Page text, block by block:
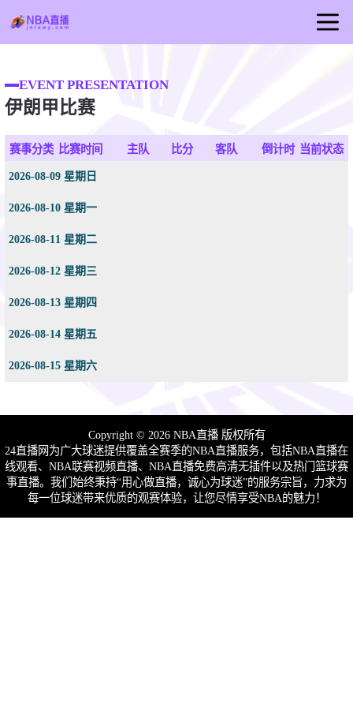
NBA直播
篮球直播
NBA视频
NBA新闻
EVENT PRESENTATION
伊朗甲比赛
赛事分类 比赛时间 主队 比分 客队 倒计时 当前状态
2026-08-09 星期日
2026-08-10 星期一
2026-08-11 星期二
2026-08-12 星期三
2026-08-13 星期四
2026-08-14 星期五
2026-08-15 星期六
Copyright © 2026 NBA直播 版权所有
24直播网为广大球迷提供覆盖全赛季的NBA直播服务，包括NBA直播在
线观看、NBA联赛视频直播、NBA直播免费高清无插件以及热门篮球赛
事直播。我们始终秉持“用心做直播，诚心为球迷”的服务宗旨，力求为
每一位球迷带来优质的观赛体验，让您尽情享受NBA的魅力！